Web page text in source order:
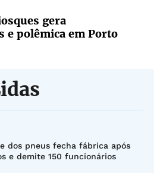
gera
e polêmica em Porto
dos pneus fecha fábrica após
e demite 150 funcionários